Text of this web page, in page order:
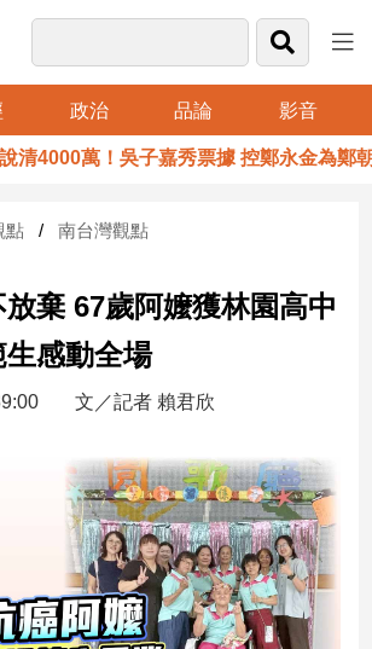
政治 品論 影音
萬！吳子嘉秀票據 控鄭永金為鄭朝方
點 南台灣觀點
棄 67歲阿嬤獲林園高中
感動全場
文／記者 賴君欣